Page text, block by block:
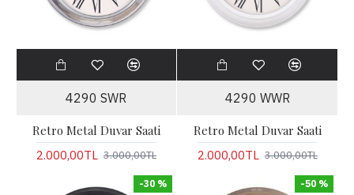
4290 SWR
Retro Metal Duvar Saati
2.000,00TL 3.000,00TL
4290 WWR
Retro Metal Duvar Saati
2.000,00TL 3.000,00TL
-30 % -50 %